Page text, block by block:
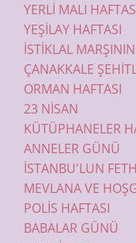
YERLİ MALI
YEŞİLAY HAFTASI
İSTİKLAL
ÇANAKKALE
ORMAN HAFTASI
23 NİSAN
KÜTÜPHANELER
ANNELER GÜNÜ
İSTANBU'LUN
MEVLANA VE
POLİS HAFTASI
BABALAR GÜNÜ